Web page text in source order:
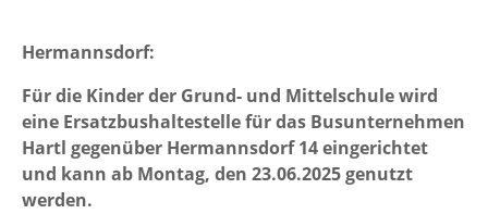
Hermannsdorf:
Für die Kinder der Grund- und Mittelschule wird
eine Ersatzbushaltestelle für das Busunternehmen
Hartl gegenüber Hermannsdorf 14 eingerichtet
und kann ab Montag, den 23.06.2025 genutzt
werden.